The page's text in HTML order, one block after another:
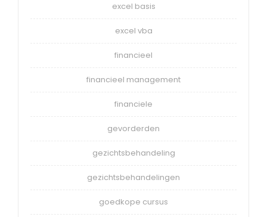
excel basis
excel vba
financieel
financieel management
financiele
gevorderden
gezichtsbehandeling
gezichtsbehandelingen
goedkope cursus